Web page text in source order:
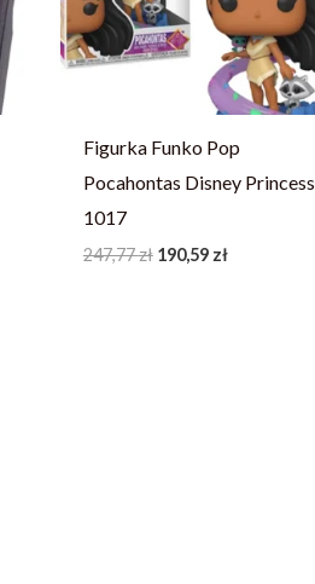
Figurka Funko Pop
Pocahontas Disney Princess
1017
247,77zł 190,59 zł